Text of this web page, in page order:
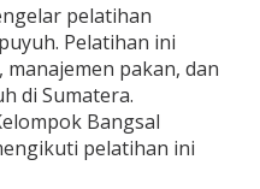
pelatihan
Pelatihan ini
pakan, dan
di Sumatera.
Bangsal
pelatihan ini